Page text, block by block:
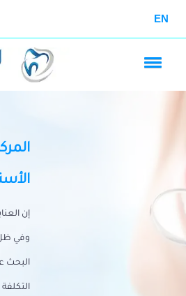
EN
إن
وفي ظل
البحث